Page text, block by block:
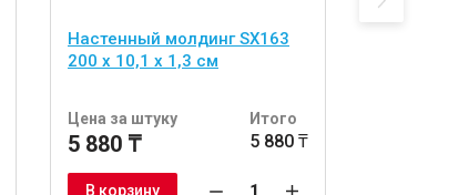
Настенный молдинг SX163
200 х 10,1 х 1,3 см
Цена за штуку
5 880 ₸
Итого
5 880 ₸
В корзину